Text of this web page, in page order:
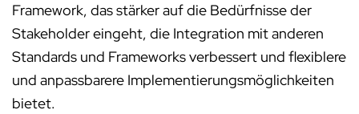
Framework, das stärker auf die Bedürfnisse der
Stakeholder eingeht, die Integration mit anderen
Standards und Frameworks verbessert und flexiblere
und anpassbarere Implementierungsmöglichkeiten
bietet.